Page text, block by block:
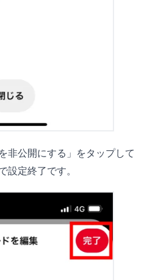
非公開にする」をタップして
定終了です。